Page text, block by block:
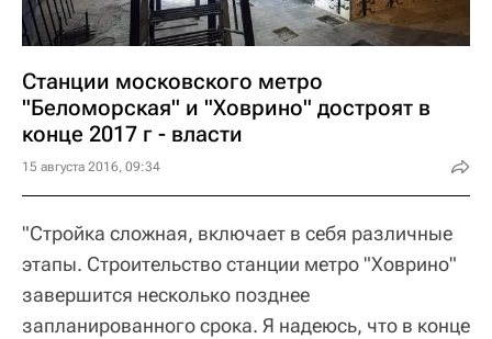
Станции московского метро
"Беломорская" и "Ховрино" достроят в
конце 2017 г - власти
15 августа 2016, 09:34
"Стройка сложная, включает в себя различные
этапы. Строительство станции метро "Ховрино"
завершится несколько позднее
запланированного срока. Я надеюсь, что в конце